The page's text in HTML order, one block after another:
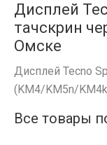
Дисплей
тачскрин
Омске
Дисплей Tecno
(KM4/KM5n/
Все товары